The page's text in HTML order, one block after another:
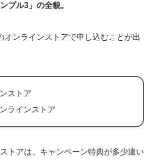
プル3」の全貌。
オンラインストアで申し込むことが出
ストア
ラインストア
トアは、キャンペーン特典が多少違い